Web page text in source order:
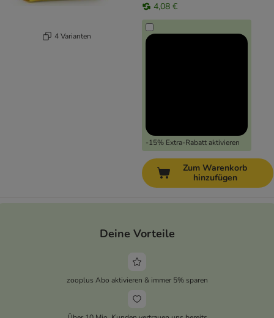
4 Varianten
4,08 €
-15% Extra-Rabatt aktivieren
Zum Warenkorb
hinzufügen
Deine Vorteile
zooplus Abo aktivieren & immer 5% sparen